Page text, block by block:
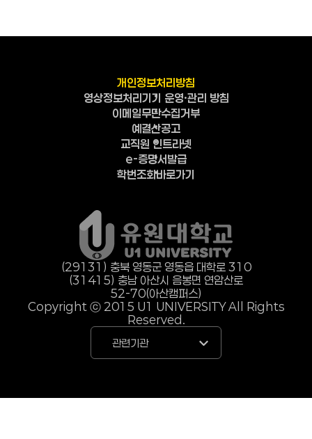
개인정보처리방침
영상정보처리기기 운영·관리 방침
이메일무단수집거부
예결산공고
교직원 인트라넷
e-증명서발급
학번조회바로가기
(29131) 충북 영동군 영동읍 대학로 310
(31415) 충남 아산시 음봉면 연암산로
52-70(아산캠퍼스)
Copyright ⓒ 2015 U1 UNIVERSITY All Rights
Reserved.
관련기관